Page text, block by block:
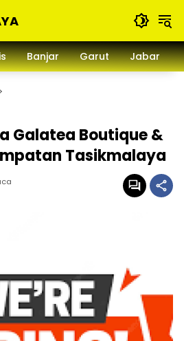
Banjar Garut Jabar
Galatea Boutique &
Tasikmalaya